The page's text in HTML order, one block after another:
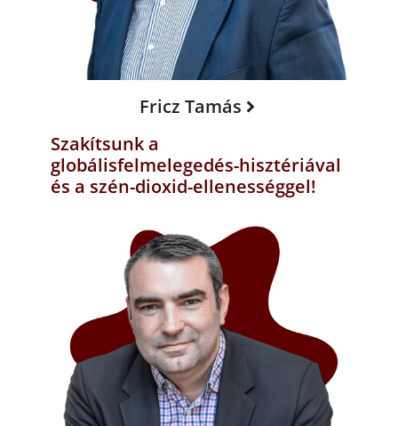
Fricz Tamás
Szakítsunk a
globálisfelmelegedés-hisztériával
és a szén-dioxid-ellenességgel!